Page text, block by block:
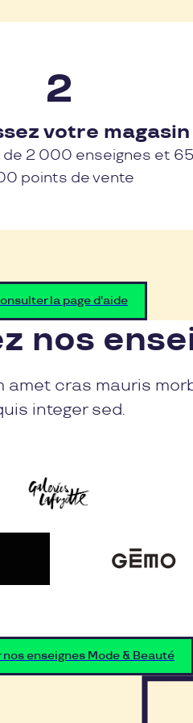
votre magasin
de 2 000 enseignes et 65
points de vente
la page d'aide
nos
amet cras mauris
integer sed.
enseignes Mode & Beauté